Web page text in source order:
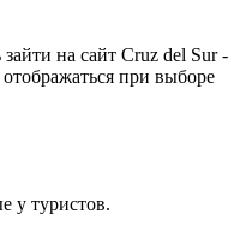
на сайт Cruz del Sur -
при выборе
у туристов.